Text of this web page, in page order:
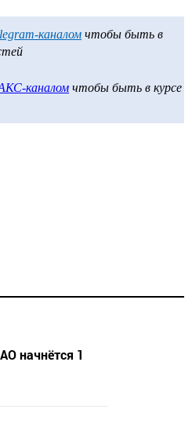
каналом чтобы быть в
каналом чтобы быть в курсе
начнётся 1